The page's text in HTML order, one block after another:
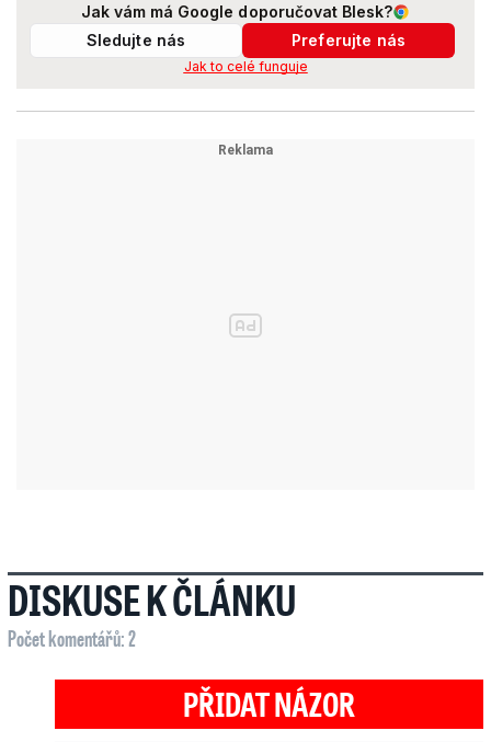
Jak vám má Google doporučovat Blesk?
Sledujte nás
Preferujte nás
Jak to celé funguje
DISKUSE K ČLÁNKU
Počet komentářů: 2
PŘIDAT NÁZOR